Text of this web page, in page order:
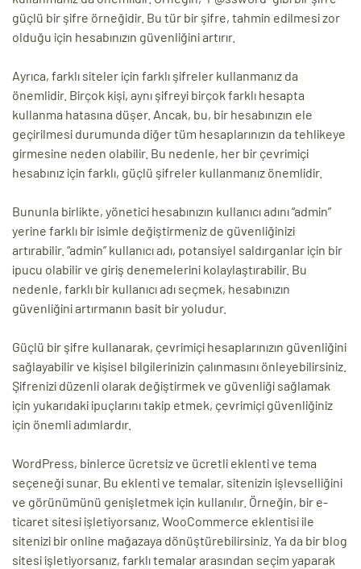
güçlü bir şifre örneğidir. Bu tür bir şifre, tahmin edilmesi zor
olduğu için hesabınızın güvenliğini artırır.
Ayrıca, farklı siteler için farklı şifreler kullanmanız da
önemlidir. Birçok kişi, aynı şifreyi birçok farklı hesapta
kullanma hatasına düşer. Ancak, bu, bir hesabınızın ele
geçirilmesi durumunda diğer tüm hesaplarınızın da tehlikeye
girmesine neden olabilir. Bu nedenle, her bir çevrimiçi
hesabınız için farklı, güçlü şifreler kullanmanız önemlidir.
Bununla birlikte, yönetici hesabınızın kullanıcı adını “admin”
yerine farklı bir isimle değiştirmeniz de güvenliğinizi
artırabilir. “admin” kullanıcı adı, potansiyel saldırganlar için bir
ipucu olabilir ve giriş denemelerini kolaylaştırabilir. Bu
nedenle, farklı bir kullanıcı adı seçmek, hesabınızın
güvenliğini artırmanın basit bir yoludur.
Güçlü bir şifre kullanarak, çevrimiçi hesaplarınızın güvenliğini
sağlayabilir ve kişisel bilgilerinizin çalınmasını önleyebilirsiniz.
Şifrenizi düzenli olarak değiştirmek ve güvenliği sağlamak
için yukarıdaki ipuçlarını takip etmek, çevrimiçi güvenliğiniz
için önemli adımlardır.
WordPress, binlerce ücretsiz ve ücretli eklenti ve tema
seçeneği sunar. Bu eklenti ve temalar, sitenizin işlevselliğini
ve görünümünü genişletmek için kullanılır. Örneğin, bir e-
ticaret sitesi işletiyorsanız, WooCommerce eklentisi ile
sitenizi bir online mağazaya dönüştürebilirsiniz. Ya da bir blog
sitesi işletiyorsanız, farklı temalar arasından seçim yaparak